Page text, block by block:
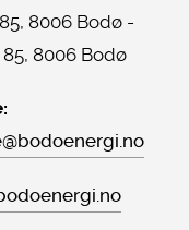
8006 Bodø -
8006 Bodø